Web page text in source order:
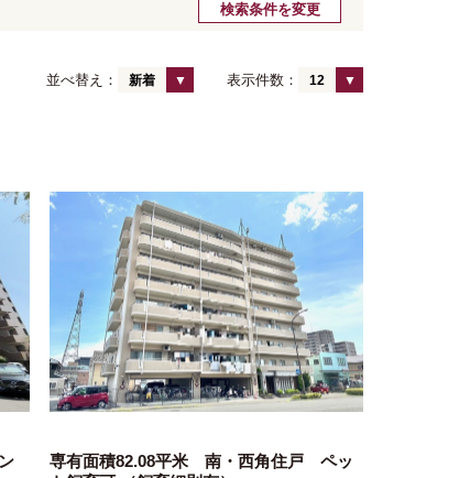
検索条件を変更
並べ替え： 新着 表示件数： 12
専有面積82.08平米 南・西角住戸 ペッ